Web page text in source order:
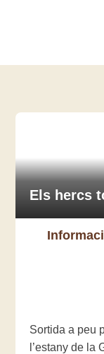
Els hercs
Sortida a peu
l’estany de la